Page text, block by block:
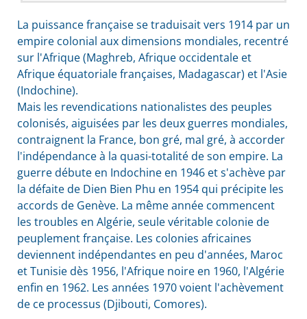
La puissance française se traduisait vers 1914 par un
empire colonial aux dimensions mondiales, recentré
sur l'Afrique (Maghreb, Afrique occidentale et
Afrique équatoriale françaises, Madagascar) et l'Asie
(Indochine).
Mais les revendications nationalistes des peuples
colonisés, aiguisées par les deux guerres mondiales,
contraignent la France, bon gré, mal gré, à accorder
l'indépendance à la quasi-totalité de son empire. La
guerre débute en Indochine en 1946 et s'achève par
la défaite de Dien Bien Phu en 1954 qui précipite les
accords de Genève. La même année commencent
les troubles en Algérie, seule véritable colonie de
peuplement française. Les colonies africaines
deviennent indépendantes en peu d'années, Maroc
et Tunisie dès 1956, l'Afrique noire en 1960, l'Algérie
enfin en 1962. Les années 1970 voient l'achèvement
de ce processus (Djibouti, Comores).